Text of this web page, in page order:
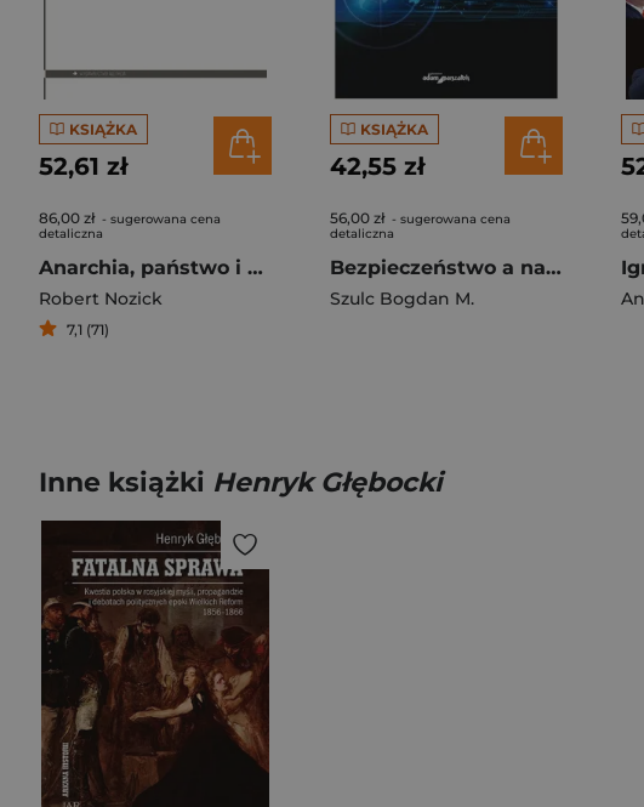
KSIĄŻKA
52,61 zł
86,00 zł - sugerowana cena
detaliczna
Anarchia, państwo i utopia
Robert Nozick
7,1 (71)
KSIĄŻKA
42,55 zł
56,00 zł - sugerowana cena
detaliczna
Bezpieczeństwo a nauki o bezpieczeństwie
Szulc Bogdan M.
Inne książki Henryk Głębocki